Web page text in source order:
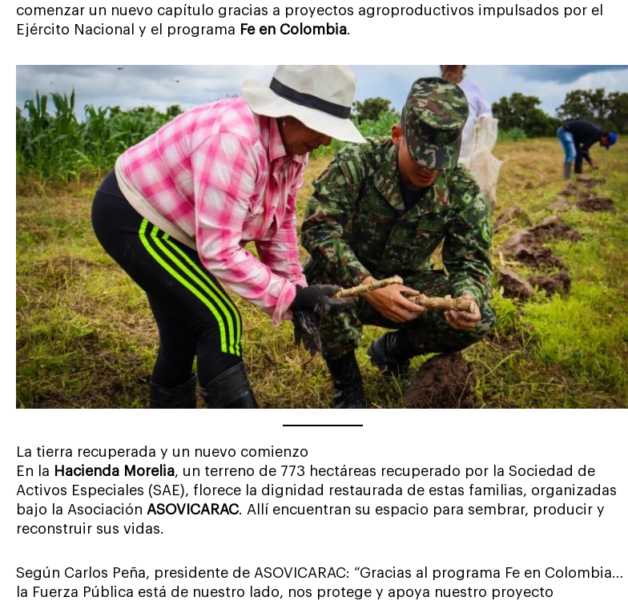
comenzar un nuevo capítulo gracias a proyectos agroproductivos impulsados por el
Ejército Nacional y el programa Fe en Colombia.
La tierra recuperada y un nuevo comienzo
En la Hacienda Morelia, un terreno de 773 hectáreas recuperado por la Sociedad de
Activos Especiales (SAE), florece la dignidad restaurada de estas familias, organizadas
bajo la Asociación ASOVICARAC. Allí encuentran su espacio para sembrar, producir y
reconstruir sus vidas.
Según Carlos Peña, presidente de ASOVICARAC: “Gracias al programa Fe en Colombia…
la Fuerza Pública está de nuestro lado, nos protege y apoya nuestro proyecto